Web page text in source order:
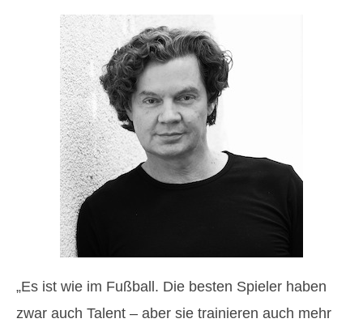
„Es ist wie im Fußball. Die besten Spieler haben
zwar auch Talent – aber sie trainieren auch mehr